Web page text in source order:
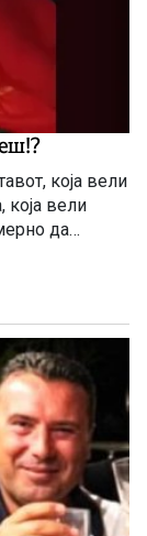
која вели
која вели
да